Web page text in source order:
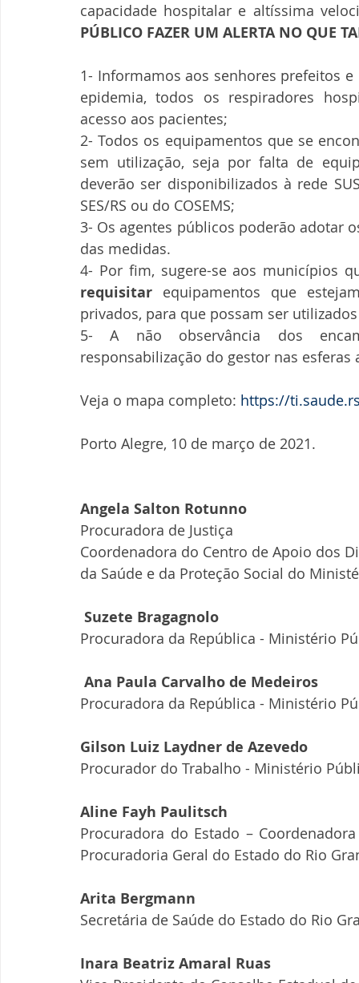
capacidade hospitalar e altíssima
PÚBLICO FAZER UM ALERTA NO QUE
1- Informamos aos senhores prefeitos
epidemia, todos os respiradores
acesso aos pacientes;
2- Todos os equipamentos que se
sem utilização, seja por falta de
deverão ser disponibilizados à rede
SES/RS ou do COSEMS;
3- Os agentes públicos poderão adotar
das medidas.
4- Por fim, sugere-se aos municípios
requisitar equipamentos que
privados, para que possam ser
5- A não observância dos
responsabilização do gestor nas
Veja o mapa completo: https://
Porto Alegre, 10 de março de 2021.
Angela Salton Rotunno
Procuradora de Justiça
Coordenadora do Centro de Apoio dos
da Saúde e da Proteção Social do
Suzete Bragagnolo
Procuradora da República - Ministério
Ana Paula Carvalho de Medeiros
Procuradora da República - Ministério
Gilson Luiz Laydner de Azevedo
Procurador do Trabalho - Ministério
Aline Fayh Paulitsch
Procuradora do Estado –
Procuradoria Geral do Estado do Rio
Arita Bergmann
Secretária de Saúde do Estado do Rio
Inara Beatriz Amaral Ruas